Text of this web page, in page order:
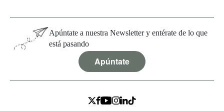
Apúntate a nuestra Newsletter y entérate de lo que
está pasando
Apúntate